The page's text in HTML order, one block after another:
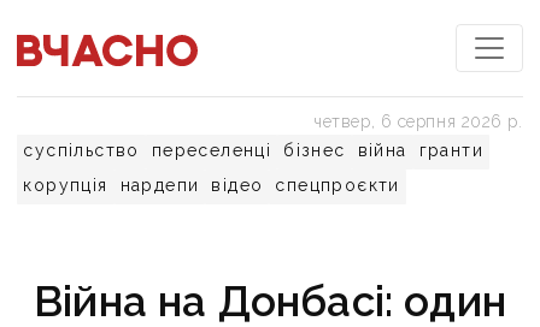
суспільство переселенці бізнес війна
гранти
корупція
нардепи відео спецпроєкти
четвер, 6 серпня 2026 р.
Війна на Донбасі: один